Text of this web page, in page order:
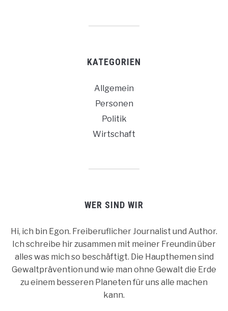
KATEGORIEN
Allgemein
Personen
Politik
Wirtschaft
WER SIND WIR
Hi, ich bin Egon. Freiberuflicher Journalist und Author.
Ich schreibe hir zusammen mit meiner Freundin über
alles was mich so beschäftigt. Die Haupthemen sind
Gewaltprävention und wie man ohne Gewalt die Erde
zu einem besseren Planeten für uns alle machen
kann.